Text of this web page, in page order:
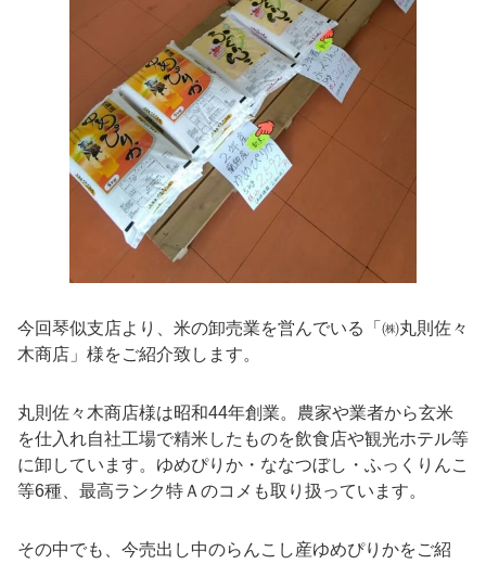
今回琴似支店より、米の卸売業を営んでいる「㈱丸則佐々
木商店」様をご紹介致します。
丸則佐々木商店様は昭和44年創業。農家や業者から玄米
を仕入れ自社工場で精米したものを飲食店や観光ホテル等
に卸しています。ゆめぴりか・ななつぼし・ふっくりんこ
等6種、最高ランク特Ａのコメも取り扱っています。
その中でも、今売出し中のらんこし産ゆめぴりかをご紹